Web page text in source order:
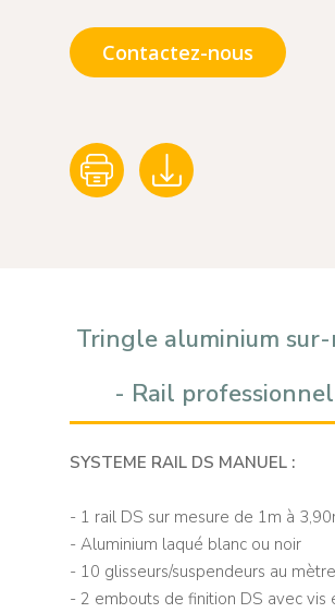
Contactez-nous
Tringle aluminium sur-
- Rail
SYSTEME RAIL DS MANUEL :
- 1 rail DS sur mesure de 1m à
- Aluminium laqué blanc ou noir
- 10 glisseurs/suspendeurs au mètre
- 2 embouts de finition DS avec vis